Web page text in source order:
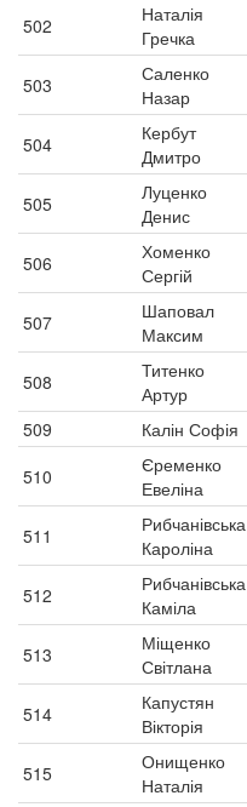
502
Наталія
Гречка
503
Саленко
Назар
504
Кербут
Дмитро
505
Луценко
Денис
506
Хоменко
Сергій
507
Шаповал
Максим
508
Титенко
Артур
509
Калін Софія
510
Єременко
Евеліна
511
Рибчанівська
Кароліна
512
Рибчанівська
Каміла
513
Міщенко
Світлана
514
Капустян
Вікторія
515
Онищенко
Наталія